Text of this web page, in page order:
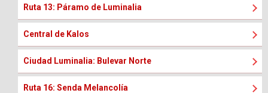
Ruta 13: Páramo de Luminalia
Central de Kalos
Ciudad Luminalia: Bulevar Norte
Ruta 16: Senda Melancolía